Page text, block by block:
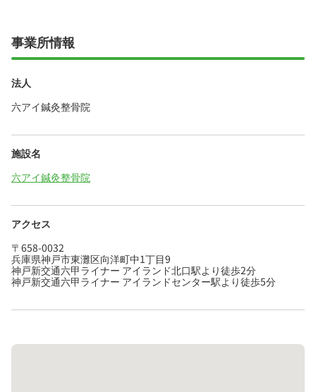
事業所情報
法人
六アイ鍼灸整骨院
施設名
六アイ鍼灸整骨院
アクセス
〒658-0032
兵庫県神戸市東灘区向洋町中1丁目9
神戸新交通六甲ライナー アイランド北口駅より徒歩2分
神戸新交通六甲ライナー アイランドセンター駅より徒歩5分